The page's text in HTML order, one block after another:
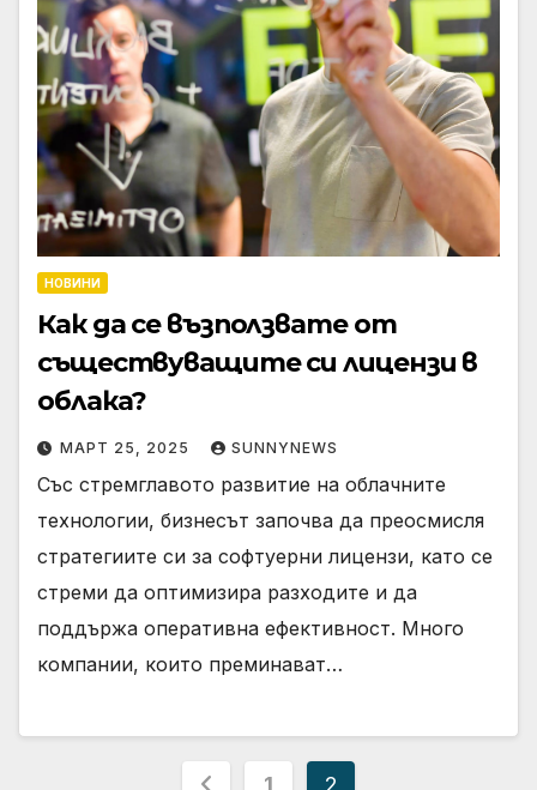
НОВИНИ
Как да се възползвате от
съществуващите си лицензи в
облака?
МАРТ 25, 2025 SUNNYNEWS
Със стремглавото развитие на облачните
технологии, бизнесът започва да преосмисля
стратегиите си за софтуерни лицензи, като се
стреми да оптимизира разходите и да
поддържа оперативна ефективност. Много
компании, които преминават…